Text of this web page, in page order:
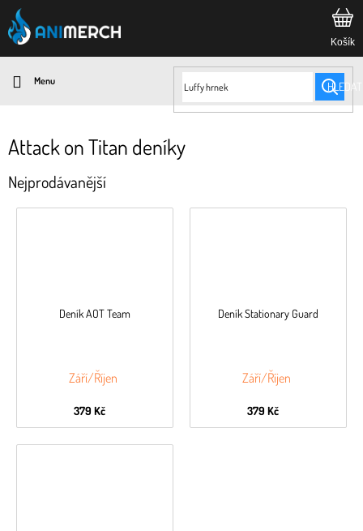
Přejít
na
obsah
HLEDAT
Attack on Titan deníky
Nejprodávanější
Deník AOT Team
Září/Říjen
379 Kč
Deník Stationary Guard
Září/Říjen
379 Kč